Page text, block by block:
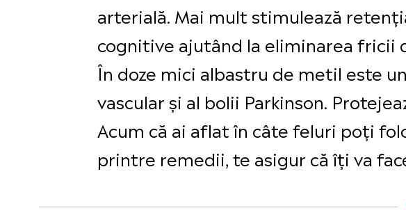
arterială. Mai mult stimulează
cognitive ajutând la eliminarea fricii
În doze mici albastru de metil este
vascular și al bolii Parkinson.
Acum că ai aflat în câte feluri poți
printre remedii, te asigur că îți va